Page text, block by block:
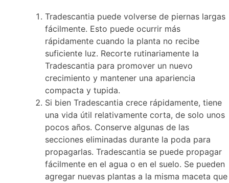
Tradescantia puede volverse de piernas largas
fácilmente. Esto puede ocurrir más
rápidamente cuando la planta no recibe
suficiente luz. Recorte rutinariamente la
Tradescantia para promover un nuevo
crecimiento y mantener una apariencia
compacta y tupida.
Si bien Tradescantia crece rápidamente, tiene
una vida útil relativamente corta, de solo unos
pocos años. Conserve algunas de las
secciones eliminadas durante la poda para
propagarlas. Tradescantia se puede propagar
fácilmente en el agua o en el suelo. Se pueden
agregar nuevas plantas a la misma maceta que